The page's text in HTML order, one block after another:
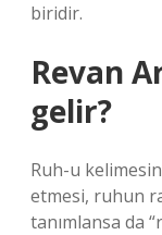
biridir.
Revan
gelir?
Ruh-u
etmesi, ruhun
tanımlansa da